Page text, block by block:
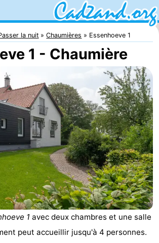
la nuit Chaumières Essenhoeve 1
1 - Chaumière
1 avec deux chambres et une salle
peut accueillir jusqu'à 4 personnes.